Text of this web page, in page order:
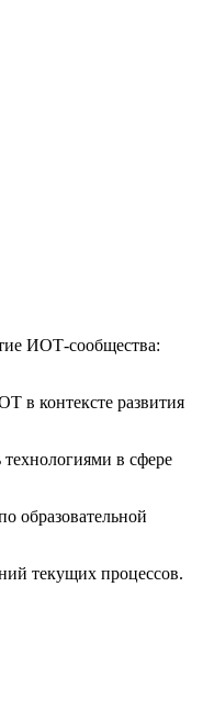
ИОТ-сообщества:
в контексте развития
в сфере
образовательной
текущих процессов.